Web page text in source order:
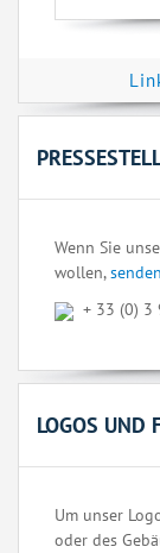
Wenn Sie
wollen,
+ 33 (0) 3
LOGOS UND
Um unser
oder des